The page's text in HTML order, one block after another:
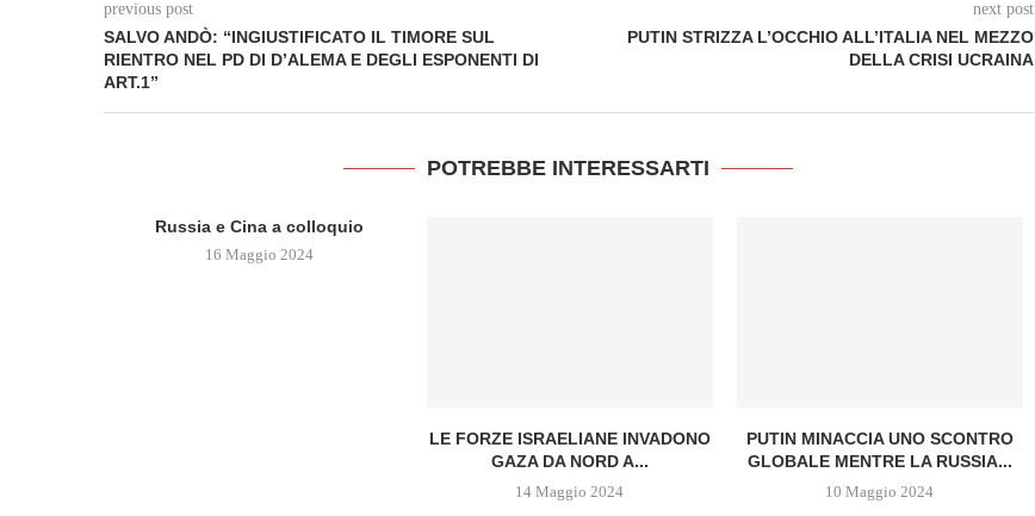
previous post
SALVO ANDÒ: “INGIUSTIFICATO IL TIMORE SUL
RIENTRO NEL PD DI D’ALEMA E DEGLI ESPONENTI DI
ART.1”
next post
PUTIN STRIZZA L’OCCHIO ALL’ITALIA NEL MEZZO
DELLA CRISI UCRAINA
POTREBBE INTERESSARTI
Russia e Cina a colloquio
16 Maggio 2024
LE FORZE ISRAELIANE INVADONO
GAZA DA NORD A...
14 Maggio 2024
PUTIN MINACCIA UNO SCONTRO
GLOBALE MENTRE LA RUSSIA...
10 Maggio 2024